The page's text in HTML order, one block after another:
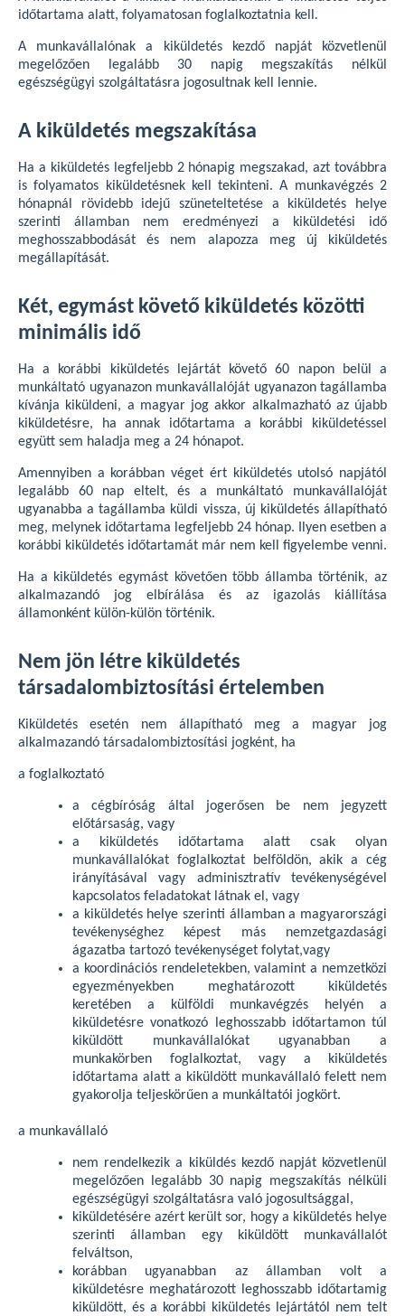
időtartama alatt, folyamatosan foglalkoztatnia kell .
A munkavállalónak a kiküldetés kezdő napját közvetlenül
megelőzően legalább 30 napig megszakítás nélkül
egészségügyi szolgáltatásra jogosultnak kell lennie.
A kiküldetés megszakítása
Ha a kiküldetés legfeljebb 2 hónapig megszakad, azt továbbra
is folyamatos kiküldetésnek kell tekinteni. A munkavégzés 2
hónapnál rövidebb idejű szüneteltetése a kiküldetés helye
szerinti államban nem eredményezi a kiküldetési idő
meghosszabbodását és nem alapozza meg új kiküldetés
megállapítását.
Két, egymást követő kiküldetés közötti
minimális idő
Ha a korábbi kiküldetés lejártát követő 60 napon belül a
munkáltató ugyanazon munkavállalóját ugyanazon tagállamba
kívánja kiküldeni, a magyar jog akkor alkalmazható az újabb
kiküldetésre, ha annak időtartama a korábbi kiküldetéssel
együtt sem haladja meg a 24 hónapot.
Amennyiben a korábban véget ért kiküldetés utolsó napjától
legalább 60 nap eltelt, és a munkáltató munkavállalóját
ugyanabba a tagállamba küldi vissza, új kiküldetés állapítható
meg, melynek időtartama legfeljebb 24 hónap. Ilyen esetben a
korábbi kiküldetés időtartamát már nem kell figyelembe venni.
Ha a kiküldetés egymást követően több államba történik, az
alkalmazandó jog elbírálása és az igazolás kiállítása
államonként külön-külön történik.
Nem jön létre kiküldetés
társadalombiztosítási értelemben
Kiküldetés esetén nem állapítható meg a magyar jog
alkalmazandó társadalombiztosítási jogként, ha
a foglalkoztató
a cégbíróság által jogerősen be nem jegyzett
előtársaság, vagy
a kiküldetés időtartama alatt csak olyan
munkavállalókat foglalkoztat belföldön, akik a cég
irányításával vagy adminisztratív tevékenységével
kapcsolatos feladatokat látnak el, vagy
a kiküldetés helye szerinti államban a magyarországi
tevékenységhez képest más nemzetgazdasági
ágazatba tartozó tevékenységet folytat,vagy
a koordinációs rendeletekben, valamint a nemzetközi
egyezményekben meghatározott kiküldetés
keretében a külföldi munkavégzés helyén a
kiküldetésre vonatkozó leghosszabb időtartamon túl
kiküldött munkavállalókat ugyanabban a
munkakörben foglalkoztat, vagy a kiküldetés
időtartama alatt a kiküldött munkavállaló felett nem
gyakorolja teljeskörűen a munkáltatói jogkört.
a munkavállaló
nem rendelkezik a kiküldés kezdő napját közvetlenül
megelőzően legalább 30 napig megszakítás nélküli
egészségügyi szolgáltatásra való jogosultsággal,
kiküldetésére azért került sor, hogy a kiküldetés helye
szerinti államban egy kiküldött munkavállalót
felváltson,
korábban ugyanabban az államban volt a
kiküldetésre meghatározott leghosszabb időtartamig
kiküldött, és a korábbi kiküldetés lejártától nem telt